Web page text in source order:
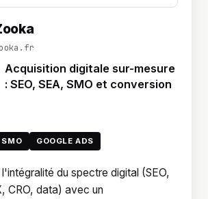
Acquisition digitale sur-mesure
: SEO, SEA, SMO et conversion
SMO GOOGLE ADS
du spectre digital (SEO,
CRO, data) avec un